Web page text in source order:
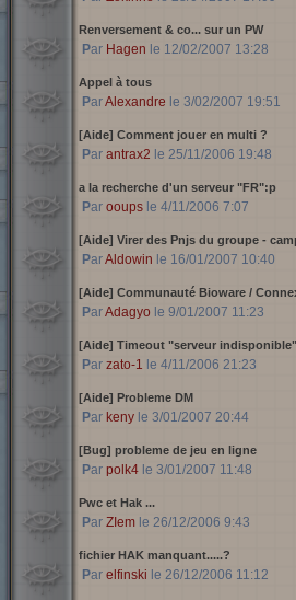
Renversement & co... sur un PW
Par Hagen le 12/02/2007 13:28
Appel à tous
ParAlexandre le 3/02/2007 19:51
[Aide] Comment jouer en multi ?
Par antrax2 le 25/11/2006 19:48
a la recherche d'un serveur "FR":p
Par ooupsle 4/11/2006 7:07
[Aide] Virer des Pnjs du groupe -
ParAldowin le 16/01/2007 10:40
[Aide] Communauté Bioware /
ParAdagyo le 9/01/2007 11:23
[Aide] Timeout "serveur indisponible"
Par zato-1 le 4/11/2006 21:23
[Aide] Probleme DM
Par kenyle 3/01/2007 20:44
[Bug] probleme de jeu en ligne
Par polk4le 3/01/2007 11:48
Pwc et Hak ...
Par ZIemle 26/12/2006 9:43
fichier HAK manquant.....?
Par elfinski le 26/12/2006 11:12